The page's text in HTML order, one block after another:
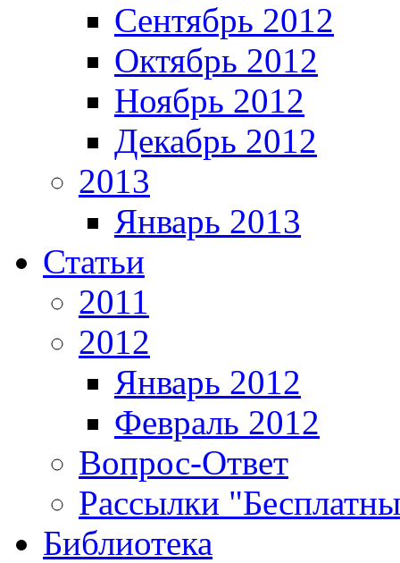
Сентябрь 2012
Октябрь 2012
Ноябрь 2012
Декабрь 2012
2013
Январь 2013
Статьи
2011
2012
Январь 2012
Февраль 2012
Вопрос-Ответ
Рассылки
Библиотека